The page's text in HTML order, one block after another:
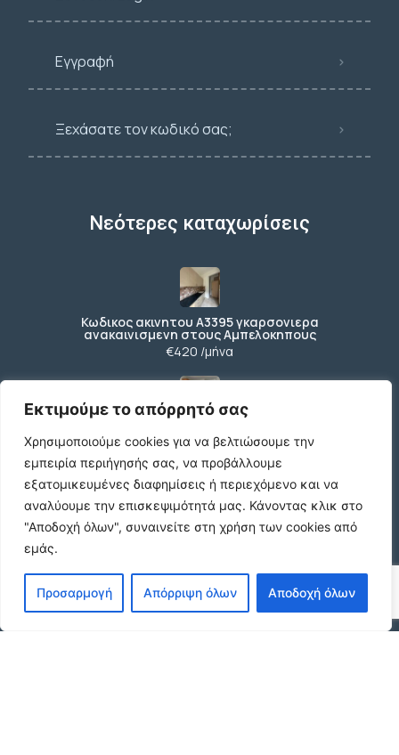
Εκτιμούμε το απόρρητό σας
Χρησιμοποιούμε cookies για να βελτιώσουμε την
εμπειρία περιήγησής σας, να προβάλλουμε
εξατομικευμένες διαφημίσεις ή περιεχόμενο και να
αναλύουμε την επισκεψιμότητά μας. Κάνοντας κλικ στο
"Αποδοχή όλων", συναινείτε στη χρήση των cookies από
εμάς.
Προσαρμογή Απόρριψη όλων Αποδοχή όλων
Εγγραφή
Ξεχάσατε τον κωδικό σας;
Νεότερες καταχωρίσεις
Κωδικος ακινητου Α3395 γκαρσονιερα
ανακαινισμενη στους Αμπελοκηπους
€420 /μήνα
Αμπελοκηπους
€550 /μήνα
Κωδικος ακινητου 21490 διαμερισμα στην